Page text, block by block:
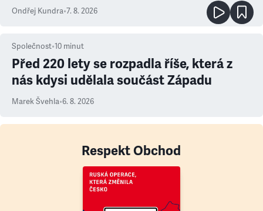
Ondřej Kundra•7. 8. 2026
Společnost•10 minut
Před 220 lety se rozpadla říše, která z
nás kdysi udělala součást Západu
Marek Švehla•6. 8. 2026
Respekt Obchod